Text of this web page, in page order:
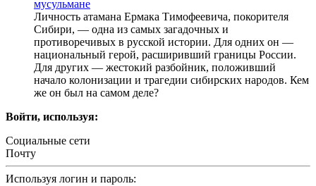
мусульмане
Личность атамана Ермака Тимофеевича, покорителя
Сибири, — одна из самых загадочных и
противоречивых в русской истории. Для одних он —
национальный герой, расширивший границы России.
Для других — жестокий разбойник, положивший
начало колонизации и трагедии сибирских народов. Кем
же он был на самом деле?
Войти, используя:
Социальные сети
Почту
Используя логин и пароль: